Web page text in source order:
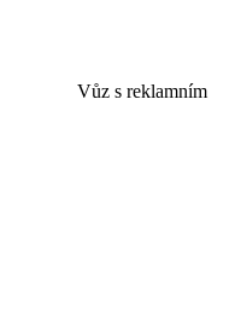
Vůz s reklamním